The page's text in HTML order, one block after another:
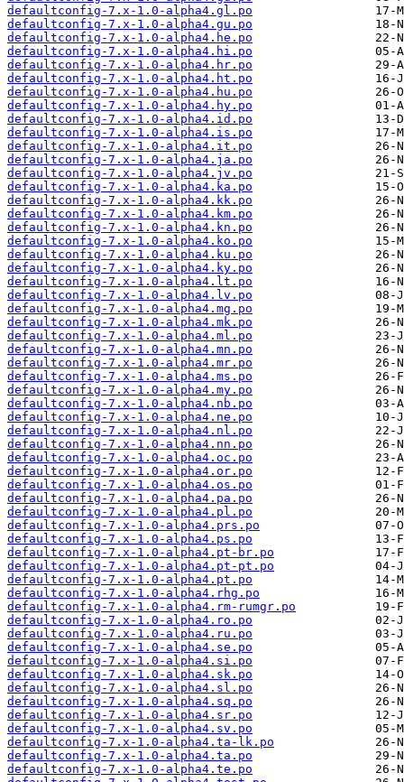
defaultconfig-7.x-1.0-alpha4.gl.po
defaultconfig-7.x-1.0-alpha4.gu.po
defaultconfig-7.x-1.0-alpha4.he.po
defaultconfig-7.x-1.0-alpha4.hi.po
defaultconfig-7.x-1.0-alpha4.hr.po
defaultconfig-7.x-1.0-alpha4.ht.po
defaultconfig-7.x-1.0-alpha4.hu.po
defaultconfig-7.x-1.0-alpha4.hy.po
defaultconfig-7.x-1.0-alpha4.id.po
defaultconfig-7.x-1.0-alpha4.is.po
defaultconfig-7.x-1.0-alpha4.it.po
defaultconfig-7.x-1.0-alpha4.ja.po
defaultconfig-7.x-1.0-alpha4.jv.po
defaultconfig-7.x-1.0-alpha4.ka.po
defaultconfig-7.x-1.0-alpha4.kk.po
defaultconfig-7.x-1.0-alpha4.km.po
defaultconfig-7.x-1.0-alpha4.kn.po
defaultconfig-7.x-1.0-alpha4.ko.po
defaultconfig-7.x-1.0-alpha4.ku.po
defaultconfig-7.x-1.0-alpha4.ky.po
defaultconfig-7.x-1.0-alpha4.lt.po
defaultconfig-7.x-1.0-alpha4.lv.po
defaultconfig-7.x-1.0-alpha4.mg.po
defaultconfig-7.x-1.0-alpha4.mk.po
defaultconfig-7.x-1.0-alpha4.ml.po
defaultconfig-7.x-1.0-alpha4.mn.po
defaultconfig-7.x-1.0-alpha4.mr.po
defaultconfig-7.x-1.0-alpha4.ms.po
defaultconfig-7.x-1.0-alpha4.my.po
defaultconfig-7.x-1.0-alpha4.nb.po
defaultconfig-7.x-1.0-alpha4.ne.po
defaultconfig-7.x-1.0-alpha4.nl.po
defaultconfig-7.x-1.0-alpha4.nn.po
defaultconfig-7.x-1.0-alpha4.oc.po
defaultconfig-7.x-1.0-alpha4.or.po
defaultconfig-7.x-1.0-alpha4.os.po
defaultconfig-7.x-1.0-alpha4.pa.po
defaultconfig-7.x-1.0-alpha4.pl.po
defaultconfig-7.x-1.0-alpha4.prs.po
defaultconfig-7.x-1.0-alpha4.ps.po
defaultconfig-7.x-1.0-alpha4.pt-br.po
defaultconfig-7.x-1.0-alpha4.pt-pt.po
defaultconfig-7.x-1.0-alpha4.pt.po
defaultconfig-7.x-1.0-alpha4.rhg.po
defaultconfig-7.x-1.0-alpha4.rm-rumgr.po
defaultconfig-7.x-1.0-alpha4.ro.po
defaultconfig-7.x-1.0-alpha4.ru.po
defaultconfig-7.x-1.0-alpha4.se.po
defaultconfig-7.x-1.0-alpha4.si.po
defaultconfig-7.x-1.0-alpha4.sk.po
defaultconfig-7.x-1.0-alpha4.sl.po
defaultconfig-7.x-1.0-alpha4.sq.po
defaultconfig-7.x-1.0-alpha4.sr.po
defaultconfig-7.x-1.0-alpha4.sv.po
defaultconfig-7.x-1.0-alpha4.ta-lk.po
defaultconfig-7.x-1.0-alpha4.ta.po
defaultconfig-7.x-1.0-alpha4.te.po